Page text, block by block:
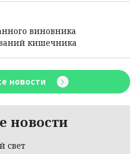
виновника
кишечника
новости
новости
свет